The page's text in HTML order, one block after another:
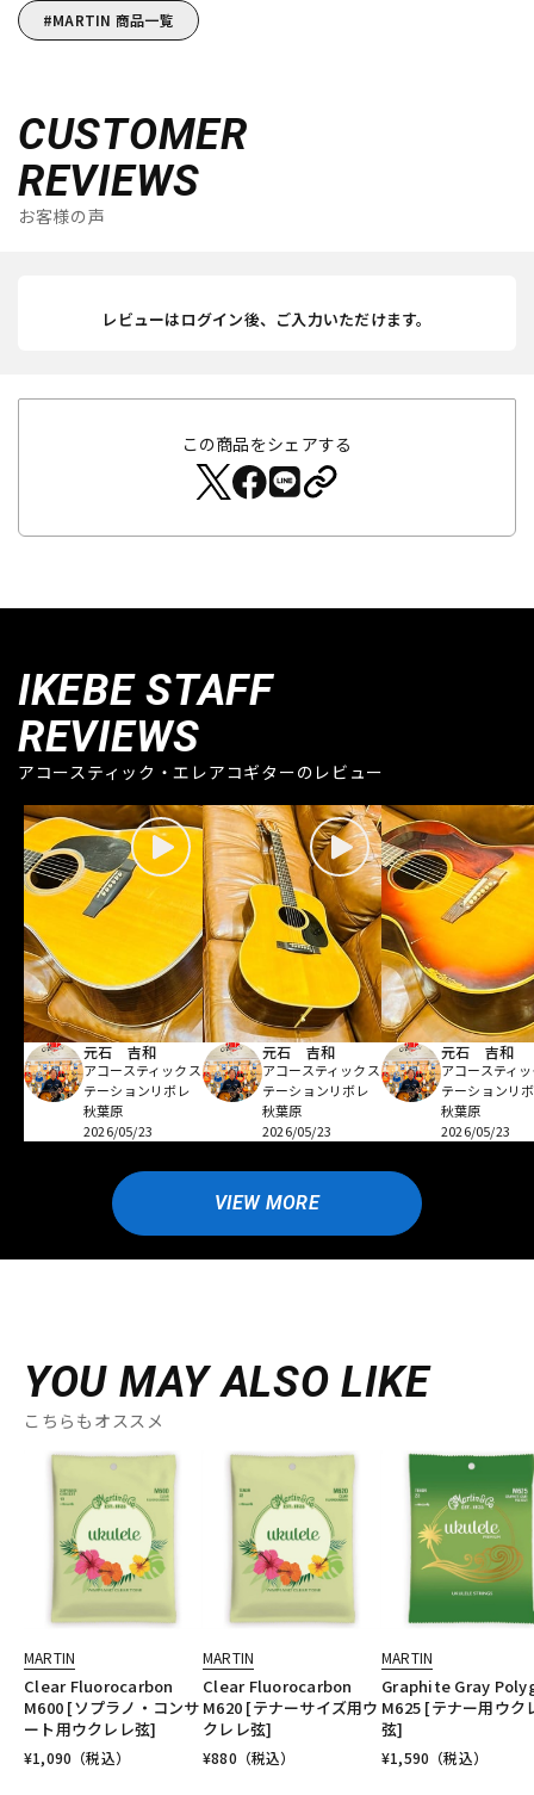
MARTIN 商品一覧
CUSTOMER
REVIEWS
お客様の声
レビューはログイン後、ご入力いただけます。
この商品をシェアする
IKEBE STAFF
REVIEWS
アコースティック・エレアコギターのレビュー
元石 吉和
アコースティックス
テーションリボレ
秋葉原
2026/05/23
元石 吉和
アコースティックス
テーションリボレ
秋葉原
2026/05/23
元石 吉和
アコースティ
テーションリ
秋葉原
2026/05/23
VIEW MORE
YOU MAY ALSO LIKE
こちらもオススメ
MARTIN
Clear Fluorocarbon
M600 [ソプラノ・コンサ
ート用ウクレレ弦]
¥1,090 （税込）
MARTIN
Clear Fluorocarbon
M620 [テナーサイズ用ウ
クレレ弦]
¥880 （税込）
MARTIN
Graphite Gray
M625 [テナー用ウク
弦]
¥1,590 （税込）